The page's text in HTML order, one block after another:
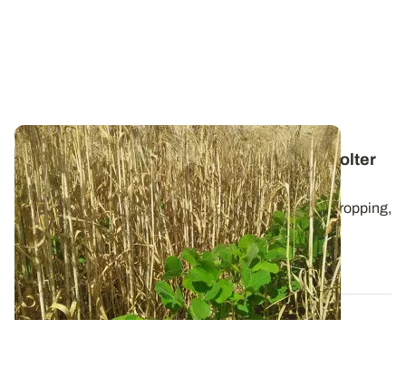
Episode 3 - Relay-cropping : comment récolter
la culture d’hiver ?
Pour ce dernier épisode de notre série sur le relay-cropping,
nous nous intéressons à la...
04 JUILL. 2019